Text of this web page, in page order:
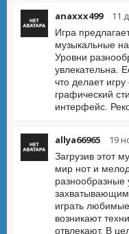
anaxxx499 11
Игра
музыкальные
Уровни
увлекательна.
что делает
графический
интерфейс.
allya66965 19
Загрузив этот
мир нот и
разнообразные
играть
возникают
отвлекают. В